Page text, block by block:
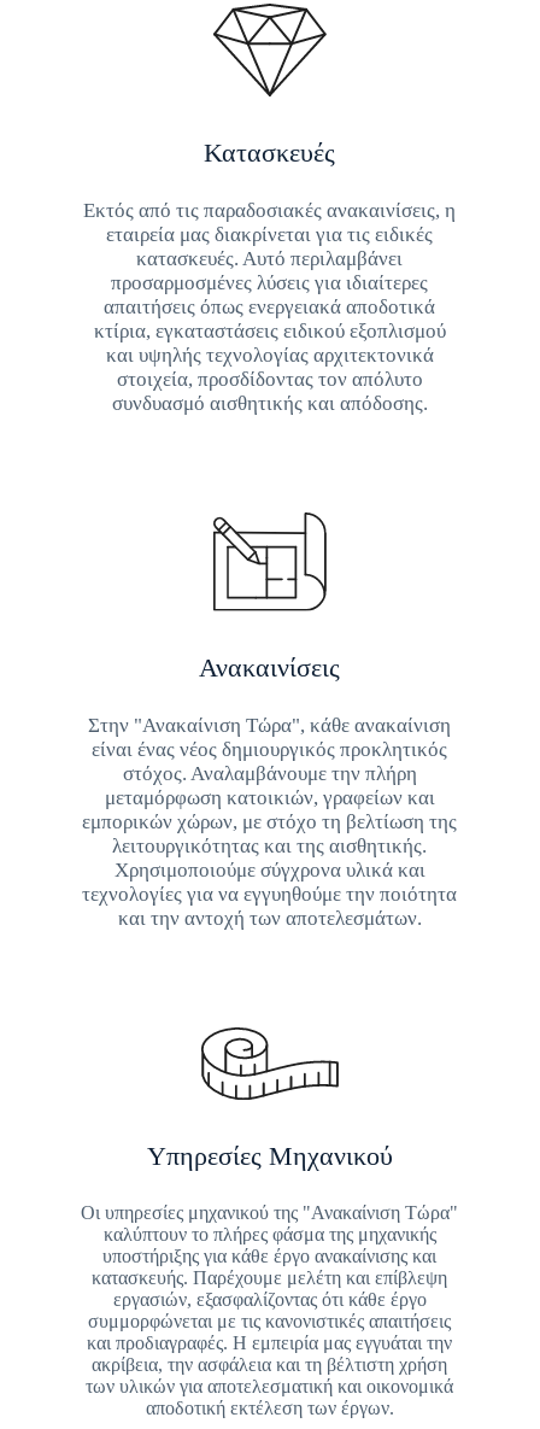
Κατασκευές
Εκτός από τις παραδοσιακές ανακαινίσεις, η
εταιρεία μας διακρίνεται για τις ειδικές
κατασκευές. Αυτό περιλαμβάνει
προσαρμοσμένες λύσεις για ιδιαίτερες
απαιτήσεις όπως ενεργειακά αποδοτικά
κτίρια, εγκαταστάσεις ειδικού εξοπλισμού
και υψηλής τεχνολογίας αρχιτεκτονικά
στοιχεία, προσδίδοντας τον απόλυτο
συνδυασμό αισθητικής και απόδοσης.
Ανακαινίσεις
Στην "Ανακαίνιση Τώρα", κάθε ανακαίνιση
είναι ένας νέος δημιουργικός προκλητικός
στόχος. Αναλαμβάνουμε την πλήρη
μεταμόρφωση κατοικιών, γραφείων και
εμπορικών χώρων, με στόχο τη βελτίωση της
λειτουργικότητας και της αισθητικής.
Χρησιμοποιούμε σύγχρονα υλικά και
τεχνολογίες για να εγγυηθούμε την ποιότητα
και την αντοχή των αποτελεσμάτων.
Υπηρεσίες Μηχανικού
Οι υπηρεσίες μηχανικού της "Ανακαίνιση Τώρα"
καλύπτουν το πλήρες φάσμα της μηχανικής
υποστήριξης για κάθε έργο ανακαίνισης και
κατασκευής. Παρέχουμε μελέτη και επίβλεψη
εργασιών, εξασφαλίζοντας ότι κάθε έργο
συμμορφώνεται με τις κανονιστικές απαιτήσεις
και προδιαγραφές. Η εμπειρία μας εγγυάται την
ακρίβεια, την ασφάλεια και τη βέλτιστη χρήση
των υλικών για αποτελεσματική και οικονομικά
αποδοτική εκτέλεση των έργων.